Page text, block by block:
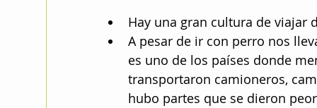
Hay una gran cultura de viajar
A pesar de ir con perro nos
es uno de los países donde
transportaron camioneros,
hubo partes que se dieron